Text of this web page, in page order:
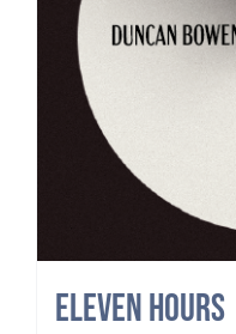
Eleven Hours